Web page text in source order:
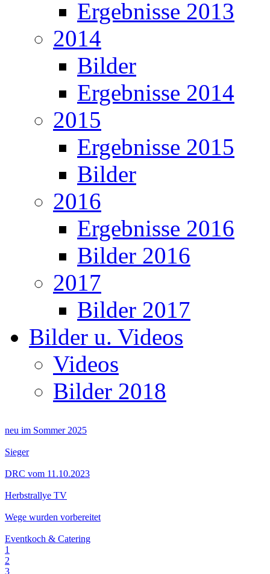
Ergebnisse 2013
2014
Bilder
Ergebnisse 2014
2015
Ergebnisse 2015
Bilder
2016
Ergebnisse 2016
Bilder 2016
2017
Bilder 2017
Bilder u. Videos
Videos
Bilder 2018
neu im Sommer 2025
Sieger
DRC vom 11.10.2023
Herbstrallye TV
Wege wurden vorbereitet
Eventkoch & Catering
1
2
3